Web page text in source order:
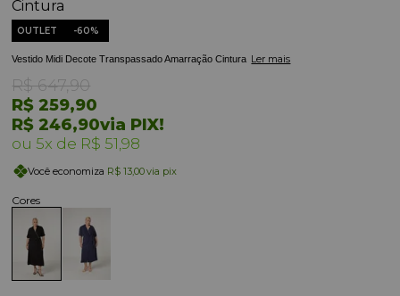
Cintura
OUTLET 60%
Vestido Midi Decote Transpassado Amarração Cintura Ler mais
R$ 246,90via PIX!
R$ 647,90
R$ 259,90
5x R$ 51,98
Você economiza R$ 13,00via pix